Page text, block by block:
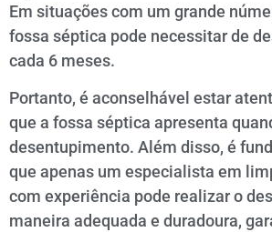
Em situações com um grande
fossa séptica pode necessitar de
cada 6 meses.
Portanto, é aconselhável estar
que a fossa séptica apresenta
desentupimento. Além disso, é
que apenas um especialista em
com experiência pode realizar o
maneira adequada e duradoura,